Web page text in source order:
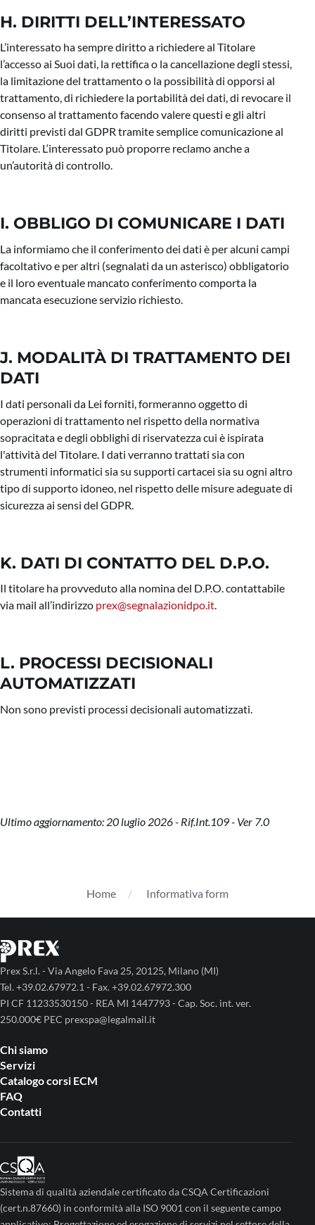
H. DIRITTI DELL’INTERESSATO
L’interessato ha sempre diritto a richiedere al Titolare
l’accesso ai Suoi dati, la rettifica o la cancellazione degli stessi,
la limitazione del trattamento o la possibilità di opporsi al
trattamento, di richiedere la portabilità dei dati, di revocare il
consenso al trattamento facendo valere questi e gli altri
diritti previsti dal GDPR tramite semplice comunicazione al
Titolare. L‘interessato può proporre reclamo anche a
un’autorità di controllo.
I. OBBLIGO DI COMUNICARE I DATI
La informiamo che il conferimento dei dati è per alcuni campi
facoltativo e per altri (segnalati da un asterisco) obbligatorio
e il loro eventuale mancato conferimento comporta la
mancata esecuzione servizio richiesto.
J. MODALITÀ DI TRATTAMENTO DEI
DATI
I dati personali da Lei forniti, formeranno oggetto di
operazioni di trattamento nel rispetto della normativa
sopracitata e degli obblighi di riservatezza cui è ispirata
l'attività del Titolare. I dati verranno trattati sia con
strumenti informatici sia su supporti cartacei sia su ogni altro
tipo di supporto idoneo, nel rispetto delle misure adeguate di
sicurezza ai sensi del GDPR.
K. DATI DI CONTATTO DEL D.P.O.
Il titolare ha provveduto alla nomina del D.P.O. contattabile
via mail all’indirizzo prex@segnalazionidpo.it.
L. PROCESSI DECISIONALI
AUTOMATIZZATI
Non sono previsti processi decisionali automatizzati.
Ultimo aggiornamento: 20 luglio 2026 - Rif.Int.109 - Ver 7.0
Home Informativa form
Prex S.r.l. - Via Angelo Fava 25, 20125, Milano (MI)
Tel. +39.02.67972.1 - Fax. +39.02.67972.300
PI CF 11233530150 - REA MI 1447793 - Cap. Soc. int. ver.
250.000€ PEC prexspa@legalmail.it
Chi siamo
Servizi
Catalogo corsi ECM
FAQ
Contatti
Sistema di qualità aziendale certificato da CSQA Certificazioni
(cert.n.87660) in conformità alla ISO 9001 con il seguente campo